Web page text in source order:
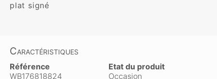
plat signé
Caractéristiques
Référence
WB176818824
Etat du produit
Occasion